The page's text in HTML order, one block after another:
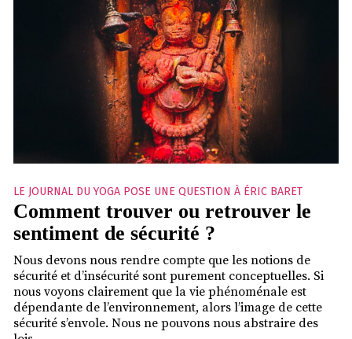
LE JOURNAL DU YOGA POSE UNE QUESTION À ÉRIC BARET
Comment trouver ou retrouver le
sentiment de sécurité ?
Nous devons nous rendre compte que les notions de
sécurité et d’insécurité sont purement conceptuelles. Si
nous voyons clairement que la vie phénoménale est
dépendante de l’environnement, alors l’image de cette
sécurité s’envole. Nous ne pouvons nous abstraire des